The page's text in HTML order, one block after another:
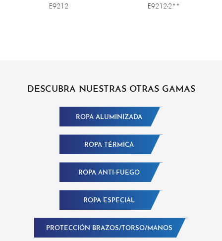
E9212 E9212-2**
DESCUBRA NUESTRAS OTRAS GAMAS
ROPA ALUMINIZADA
ROPA TÉRMICA
ROPA ANTI-FUEGO
ROPA ESPECIAL
PROTECCIÓN BRAZOS/TORSO/MANOS